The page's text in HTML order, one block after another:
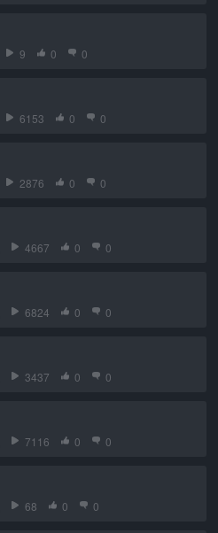
9 0 0
6153 0 0
2876 0 0
4667 0 0
6824 0 0
3437 0 0
7116 0 0
68 0 0